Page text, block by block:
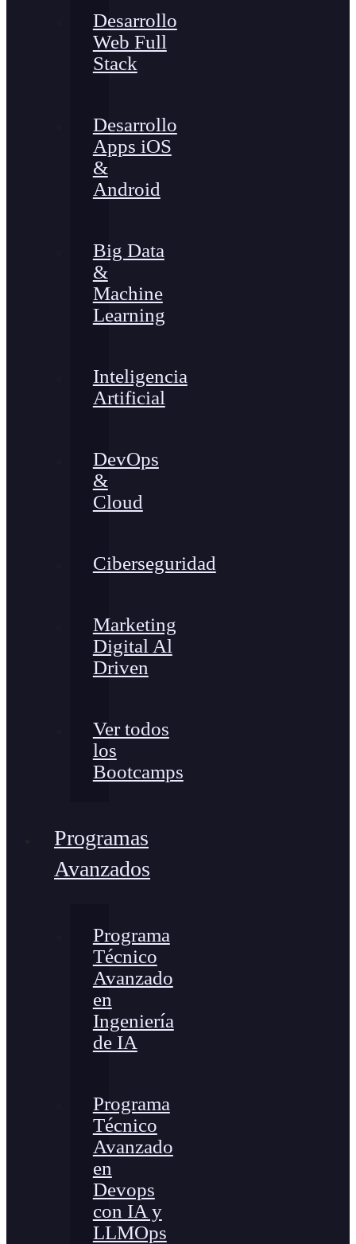
Desarrollo
Web Full
Stack
Desarrollo
Apps iOS
&
Android
Big Data
&
Machine
Learning
Inteligencia
Artificial
DevOps
&
Cloud
Ciberseguridad
Marketing
Digital Al
Driven
Ver todos
los
Bootcamps
Programas
Avanzados
Programa
Técnico
Avanzado
en
Ingeniería
de IA
Programa
Técnico
Avanzado
en
Devops
con IA y
LLMOps